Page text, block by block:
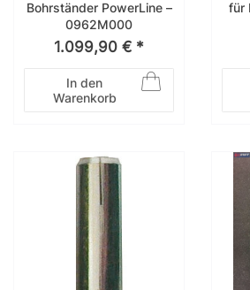
Bohrständer PowerLine –
0962M000
1.099,90 € *
In den
Warenkorb